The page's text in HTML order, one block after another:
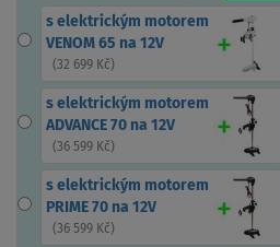
s elektrickým motorem
VENOM 65 na 12V
(32 699 Kč)
s elektrickým motorem
ADVANCE 70 na 12V
(36 599 Kč)
s elektrickým motorem
PRIME 70 na 12V
(36 599 Kč)